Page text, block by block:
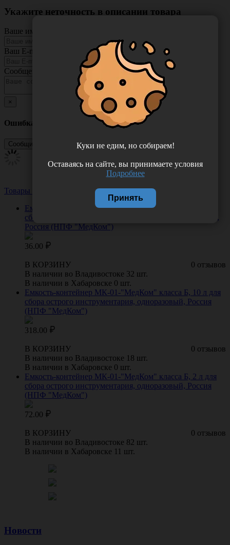
Укажите неточность в описании товара
Ваше имя
Ваш E-mail
Сообщение
×
Ошибка
Товары из этой категории Посмотреть все
Емкость-контейнер МК-01-"МедКом" класса В, 1 л для
сбора острого инструментария, круглый, одноразовый,
Россия (НПФ "МедКом")
36.00
0 отзывов
В КОРЗИНУ
В наличии во Владивостоке 32 шт.
В наличии в Хабаровске 0 шт.
Емкость-контейнер МК-01-"МедКом" класса Б, 10 л для
сбора острого инструментария, одноразовый, Россия
(НПФ "МедКом")
318.00
0 отзывов
В КОРЗИНУ
В наличии во Владивостоке 18 шт.
В наличии в Хабаровске 0 шт.
Емкость-контейнер МК-01-"МедКом" класса Б, 2 л для
сбора острого инструментария, одноразовый, Россия
(НПФ "МедКом")
72.00
0 отзывов
В КОРЗИНУ
В наличии во Владивостоке 82 шт.
В наличии в Хабаровске 11 шт.
Новости
Куки не едим, но собираем!
Оставаясь на сайте, вы принимаете условия
Подробнее
Принять